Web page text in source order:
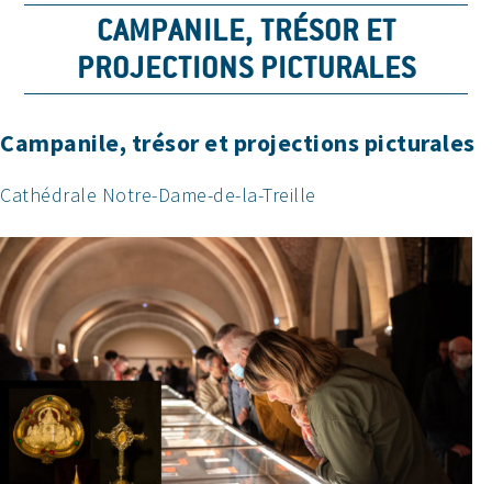
CAMPANILE, TRÉSOR ET
PROJECTIONS PICTURALES
Campanile, trésor et projections picturales
Cathédrale Notre-Dame-de-la-Treille